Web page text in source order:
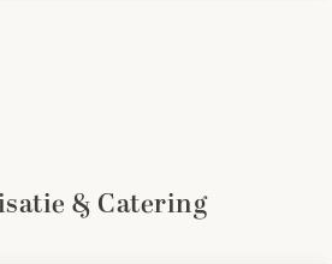
& Catering